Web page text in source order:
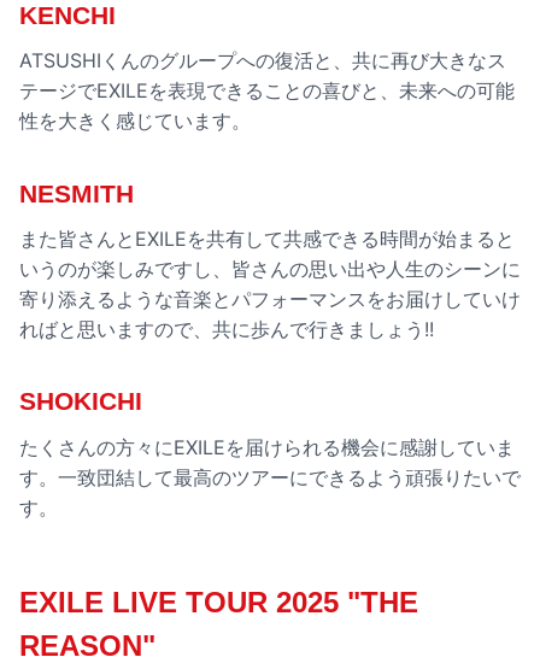
KENCHI
ATSUSHIくんのグループへの復活と、共に再び大きなス
テージでEXILEを表現できることの喜びと、未来への可能
性を大きく感じています。
NESMITH
また皆さんとEXILEを共有して共感できる時間が始まると
いうのが楽しみですし、皆さんの思い出や人生のシーンに
寄り添えるような音楽とパフォーマンスをお届けしていけ
ればと思いますので、共に歩んで行きましょう!!
SHOKICHI
たくさんの方々にEXILEを届けられる機会に感謝していま
す。一致団結して最高のツアーにできるよう頑張りたいで
す。
EXILE LIVE TOUR 2025 "THE
REASON"